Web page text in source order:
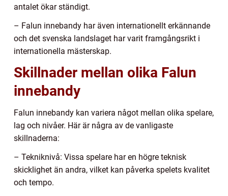
antalet ökar ständigt.
– Falun innebandy har även internationellt erkännande
och det svenska landslaget har varit framgångsrikt i
internationella mästerskap.
Skillnader mellan olika Falun
innebandy
Falun innebandy kan variera något mellan olika spelare,
lag och nivåer. Här är några av de vanligaste
skillnaderna:
– Tekniknivå: Vissa spelare har en högre teknisk
skicklighet än andra, vilket kan påverka spelets kvalitet
och tempo.